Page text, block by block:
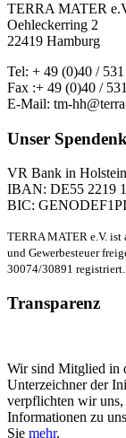
TERRA MATER
Oehleckerring 2
22419 Hamburg
Tel: + 49 (0)40 /
Fax :+ 49 (0)40 /
E-Mail: tm-
Unser
VR Bank in
IBAN: DE55 2219
BIC:
TERRA MATER e.V. ist
und Gewerbesteuer
30074/30891 registriert.
Transparenz
Wir sind Mitglied in
Unterzeichner der
verpflichten wir uns,
Informationen zu
Sie mehr.